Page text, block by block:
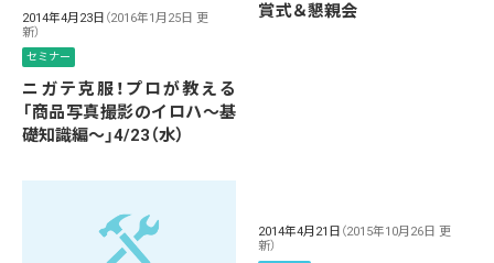
2014年4月23日 （2016年1月25日 更
新）
セミナー
ニガテ克服！プロが教える
「商品写真撮影のイロハ〜基
礎知識編〜」4/23（水）
賞式＆懇親会
2014年4月21日 （2015年10月26日 更
新）